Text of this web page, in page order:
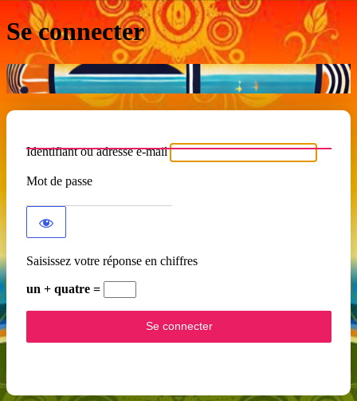
Se connecter
Identifiant ou adresse e-mail
Mot de passe
Saisissez votre réponse en chiffres
un + quatre =